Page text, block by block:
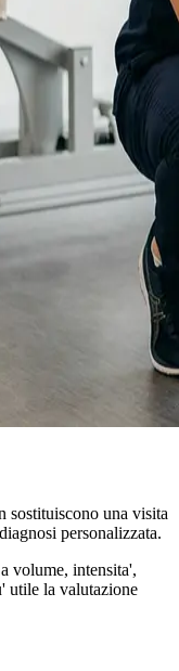
sostituiscono una visita
personalizzata.
volume, intensita',
utile la valutazione